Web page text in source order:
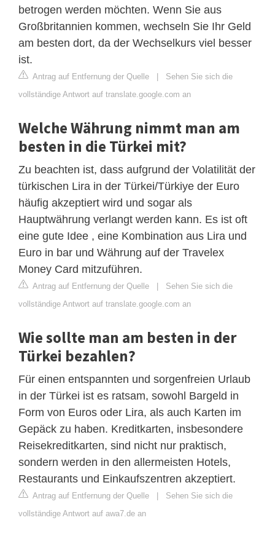
betrogen werden möchten. Wenn Sie aus
Großbritannien kommen, wechseln Sie Ihr Geld
am besten dort, da der Wechselkurs viel besser
ist.
Antrag auf Entfernung der Quelle | Sehen Sie sich die
vollständige Antwort auf translate.google.com an
Welche Währung nimmt man am
besten in die Türkei mit?
Zu beachten ist, dass aufgrund der Volatilität der
türkischen Lira in der Türkei/Türkiye der Euro
häufig akzeptiert wird und sogar als
Hauptwährung verlangt werden kann. Es ist oft
eine gute Idee , eine Kombination aus Lira und
Euro in bar und Währung auf der Travelex
Money Card mitzuführen.
Antrag auf Entfernung der Quelle | Sehen Sie sich die
vollständige Antwort auf translate.google.com an
Wie sollte man am besten in der
Türkei bezahlen?
Für einen entspannten und sorgenfreien Urlaub
in der Türkei ist es ratsam, sowohl Bargeld in
Form von Euros oder Lira, als auch Karten im
Gepäck zu haben. Kreditkarten, insbesondere
Reisekreditkarten, sind nicht nur praktisch,
sondern werden in den allermeisten Hotels,
Restaurants und Einkaufszentren akzeptiert.
Antrag auf Entfernung der Quelle | Sehen Sie sich die
vollständige Antwort auf awa7.de an